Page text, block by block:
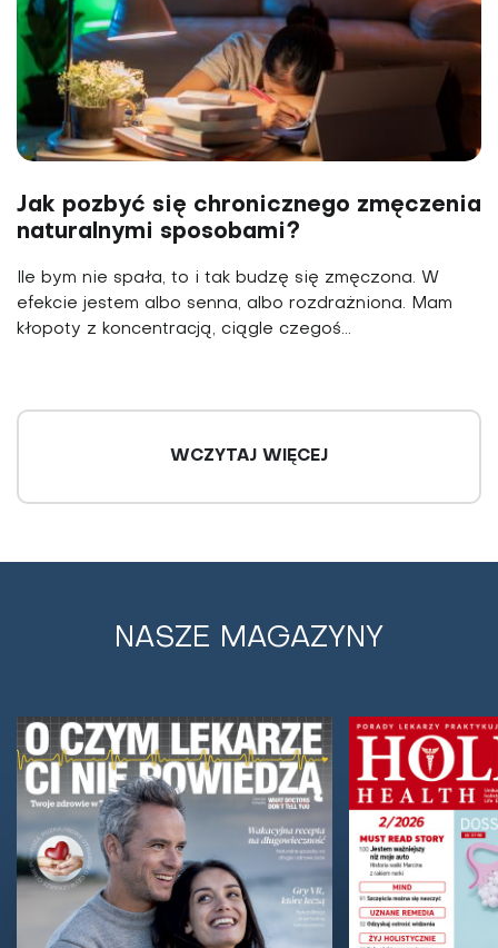
Jak pozbyć się chronicznego zmęczenia
naturalnymi sposobami?
Ile bym nie spała, to i tak budzę się zmęczona. W
efekcie jestem albo senna, albo rozdrażniona. Mam
kłopo­ty z koncentracją, ciągle czegoś...
Chroniczne zmęczenie - jakie są jego
przyczyny i jak je leczyć?
Budzisz się rano i nie masz siły? Mimo snu czujesz
wręcz obezwładniające, poczucie wycieńczenia?
Męczą Cię bóle głowy, mięśni, stawów, masz...
WCZYTAJ WIĘCEJ
NASZE MAGAZYNY